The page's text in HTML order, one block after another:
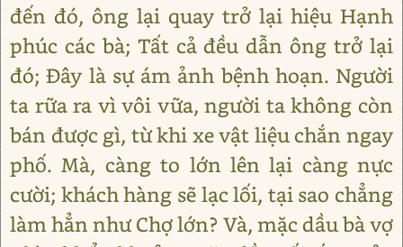
đến đó, ông lại quay trở lại hiệu Hạnh
phúc các bà; Tất cả đều dẫn ông trở lại
đó; Đây là sự ám ảnh bệnh hoạn. Người
ta rữa ra vì vôi vữa, người ta không còn
bán được gì, từ khi xe vật liệu chắn ngay
phố. Mà, càng to lớn lên lại càng nực
cười; khách hàng sẽ lạc lối, tại sao chẳng
làm hẳn như Chợ lớn? Và, mặc dầu bà vợ